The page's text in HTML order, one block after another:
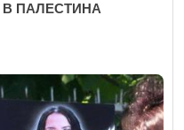
В ПАЛЕСТИНА